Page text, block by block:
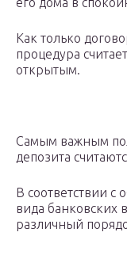
Как только
процедура
открытым.
Самым важным
депозита
В соответствии
вида банковских
различный